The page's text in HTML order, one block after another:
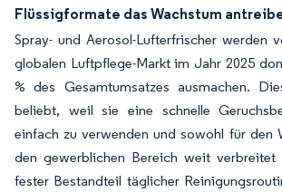
Flüssigformate das Wachstum
Spray- und Aerosol-Lufterfrischer werden
globalen Luftpflege-Markt im Jahr 2025
% des Gesamtumsatzes ausmachen.
beliebt, weil sie eine schnelle
einfach zu verwenden und sowohl für den
den gewerblichen Bereich weit
fester Bestandteil täglicher